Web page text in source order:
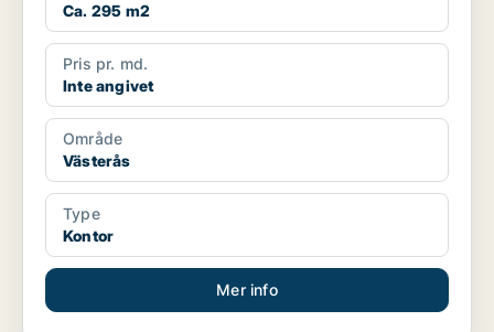
Ca. 295 m2
Pris pr. md.
Inte angivet
Område
Västerås
Type
Kontor
Mer info